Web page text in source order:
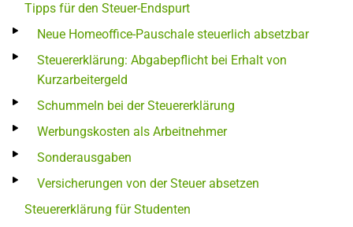
Tipps für den Steuer-Endspurt
Neue Homeoffice-Pauschale steuerlich absetzbar
Steuererklärung: Abgabepflicht bei Erhalt von
Kurzarbeitergeld
Schummeln bei der Steuererklärung
Werbungskosten als Arbeitnehmer
Sonderausgaben
Versicherungen von der Steuer absetzen
Steuererklärung für Studenten